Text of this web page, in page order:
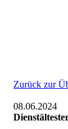
Zurück zur
08.06.2024